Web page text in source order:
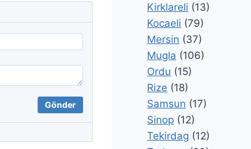
Kirklareli (13)
Kocaeli (79)
Mersin (37)
Mugla (106)
Ordu (15)
Rize (18)
Samsun (17)
Sinop (12)
Tekirdag (12)